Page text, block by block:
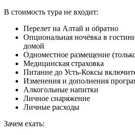
В стоимость тура не входит:
Перелет на Алтай и обратно
Опциональная ночёвка в
домой
Одноместное размещение
Медицинская страховка
Питание до Усть-Коксы
Изменения и дополнения
Алкогольные напитки
Личное снаряжение
Личные расходы
Зачем ехать: